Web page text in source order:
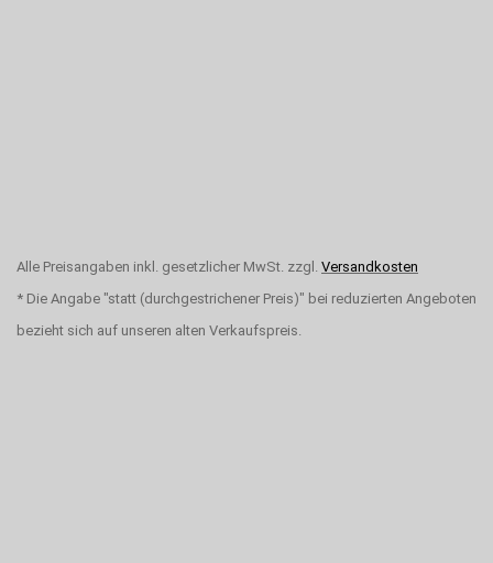
Alle Preisangaben inkl. gesetzlicher MwSt. zzgl. Versandkosten
* Die Angabe "statt (durchgestrichener Preis)" bei reduzierten Angeboten
bezieht sich auf unseren alten Verkaufspreis.